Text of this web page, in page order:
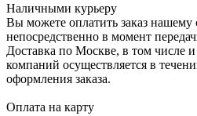
Наличными курьеру
Вы можете оплатить заказ нашему
непосредственно в момент
Доставка по Москве, в том числе
компаний осуществляется в
оформления заказа.
Оплата на карту